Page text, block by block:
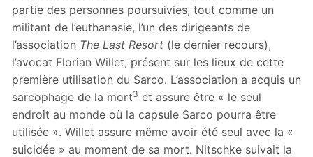
partie des personnes poursuivies, tout comme un
militant de l’euthanasie, l’un des dirigeants de
l’association The Last Resort (le dernier recours),
l’avocat Florian Willet, présent sur les lieux de cette
première utilisation du Sarco. L’association a acquis un
sarcophage de la mort3 et assure être « le seul
endroit au monde où la capsule Sarco pourra être
utilisée ». Willet assure même avoir été seul avec la «
suicidée » au moment de sa mort. Nitschke suivait la